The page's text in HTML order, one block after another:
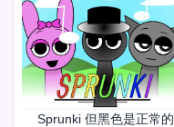
Sprunki 但黑色是正常的